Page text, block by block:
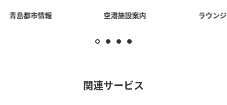
青島都市情報 空港施設案内 ラウン
関連サービス